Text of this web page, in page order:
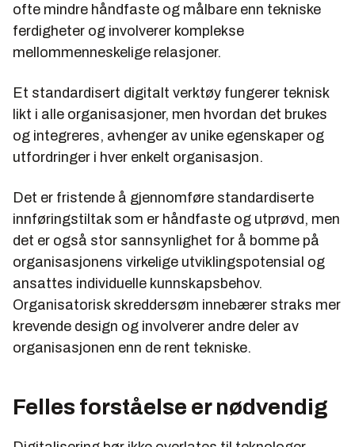
ofte mindre håndfaste og målbare enn tekniske
ferdigheter og involverer komplekse
mellommenneskelige relasjoner.
Et standardisert digitalt verktøy fungerer teknisk
likt i alle organisasjoner, men hvordan det brukes
og integreres, avhenger av unike egenskaper og
utfordringer i hver enkelt organisasjon.
Det er fristende å gjennomføre standardiserte
innføringstiltak som er håndfaste og utprøvd, men
det er også stor sannsynlighet for å bomme på
organisasjonens virkelige utviklingspotensial og
ansattes individuelle kunnskapsbehov.
Organisatorisk skreddersøm innebærer straks mer
krevende design og involverer andre deler av
organisasjonen enn de rent tekniske.
Felles forståelse er nødvendig